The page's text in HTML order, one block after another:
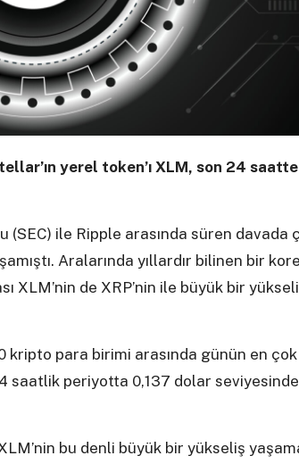
yerel token’ı XLM, son 24
ile Ripple arasında süren davada
Aralarında yıllardır bilinen bir
XLM’nin de XRP’nin ile büyük bir
para birimi arasında günün en
saatlik periyotta 0,137 dolar
bu denli büyük bir yükseliş